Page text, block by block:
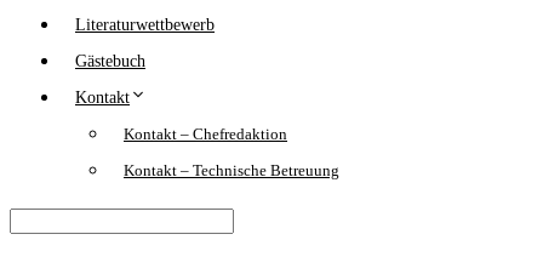
Literaturwettbewerb
Gästebuch
Kontakt
Kontakt – Chefredaktion
Kontakt – Technische Betreuung